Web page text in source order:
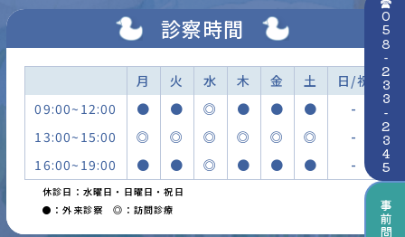
診察時間
月 火 水 木 金 土
日/祝
09:00~12:00
● ● ◎ ● ● ●
-
13:00~15:00
◎ ◎ ◎ ◎ ◎ ◎
-
16:00~19:00
● ● ◎ ● ● ● -
休診日：水曜日・日曜日・祝日
●：外来診察 ◎：訪問診療
☎058-233-2345